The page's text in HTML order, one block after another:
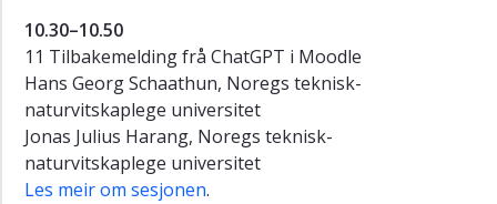
10.30–10.50
11 Tilbakemelding frå ChatGPT i Moodle
Hans Georg Schaathun, Noregs teknisk-
naturvitskaplege universitet
Jonas Julius Harang, Noregs teknisk-
naturvitskaplege universitet
Les meir om sesjonen.